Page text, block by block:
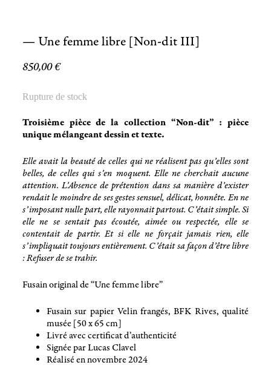
— Une femme libre [Non-dit III]
850,00€
Rupture de stock
Troisième pièce de la collection “Non-dit” : pièce
unique mélangeant dessin et texte.
Elle avait la beauté de celles qui ne réalisent pas qu’elles sont
belles, de celles qui s’en moquent. Elle ne cherchait aucune
attention. L’Absence de prétention dans sa manière d’exister
rendait le moindre de ses gestes sensuel, délicat, honnête. En ne
s’imposant nulle part, elle rayonnait partout. C’était simple. Si
elle ne se sentait pas écoutée, aimée ou respectée, elle se
contentait de partir. Et si elle ne forçait jamais rien, elle
s’impliquait toujours entièrement. C’était sa façon d’être libre
: Refuser de se trahir.
Fusain original de “Une femme libre”
Fusain sur papier Velin frangés, BFK Rives, qualité
musée [50 x 65 cm]
Livré avec certificat d’authenticité
Signée par Lucas Clavel
Réalisé en novembre 2024